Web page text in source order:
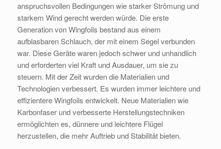
anspruchsvollen Bedingungen wie starker Strömung und
starkem Wind gerecht werden würde. Die erste
Generation von Wingfoils bestand aus einem
aufblasbaren Schlauch, der mit einem Segel verbunden
war. Diese Geräte waren jedoch schwer und unhandlich
und erforderten viel Kraft und Ausdauer, um sie zu
steuern. Mit der Zeit wurden die Materialien und
Technologien verbessert. Es wurden immer leichtere und
effizientere Wingfoils entwickelt. Neue Materialien wie
Karbonfaser und verbesserte Herstellungstechniken
ermöglichten es, dünnere und leichtere Flügel
herzustellen, die mehr Auftrieb und Stabilität bieten.